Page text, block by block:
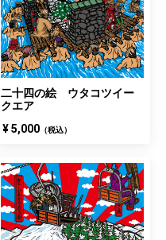
二十四の絵 ウタコツイー
クエア
¥ 5,000 （税込）